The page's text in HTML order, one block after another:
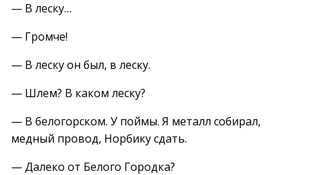
— В леску…
— Громче!
— В леску он был, в леску.
— Шлем? В каком леску?
— В белогорском. У поймы. Я металл собирал,
медный провод, Норбику сдать.
— Далеко от Белого Городка?